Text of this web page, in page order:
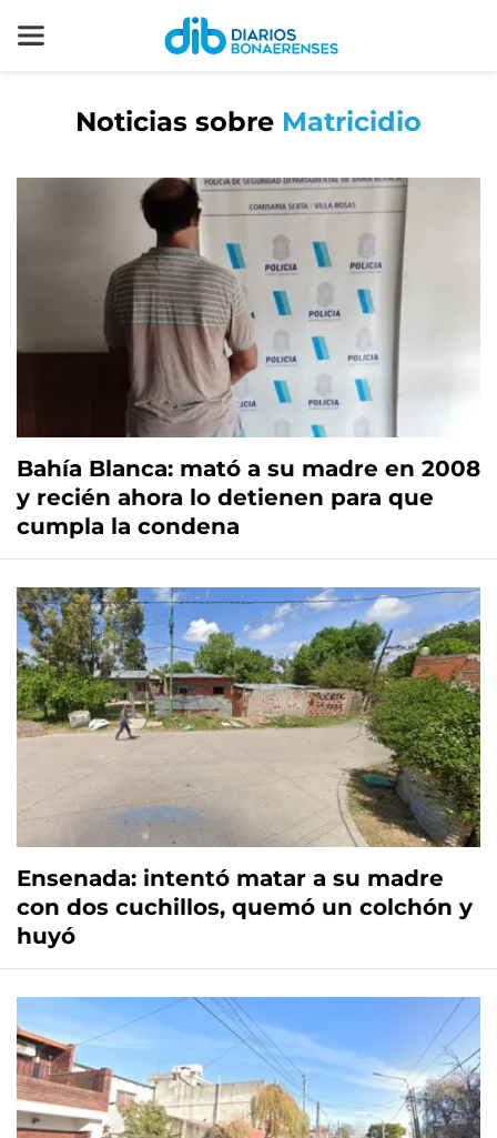
Noticias sobre Matricidio
Bahía Blanca: mató a su madre en 2008
y recién ahora lo detienen para que
cumpla la condena
Ensenada: intentó matar a su madre
con dos cuchillos, quemó un colchón y
huyó